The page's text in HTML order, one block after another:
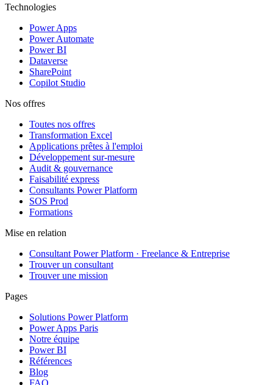
Technologies
Power Apps
Power Automate
Power BI
Dataverse
SharePoint
Copilot Studio
Nos offres
Toutes nos offres
Transformation Excel
Applications prêtes à l'emploi
Développement sur-mesure
Audit & gouvernance
Faisabilité express
Consultants Power Platform
SOS Prod
Formations
Mise en relation
Consultant Power Platform · Freelance & Entreprise
Trouver un consultant
Trouver une mission
Pages
Solutions Power Platform
Power Apps Paris
Notre équipe
Power BI
Références
Blog
FAQ